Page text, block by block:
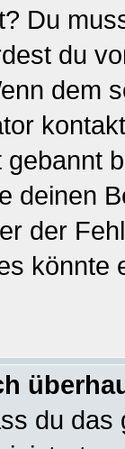
Du
du
dem
deinen
der
könnte
du